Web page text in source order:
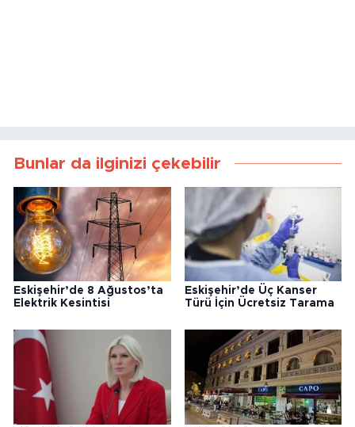
Bunlar da ilginizi çekebilir
Eskişehir’de 8 Ağustos’ta
Elektrik Kesintisi
Eskişehir’de Üç Kanser
Türü İçin Ücretsiz Tarama